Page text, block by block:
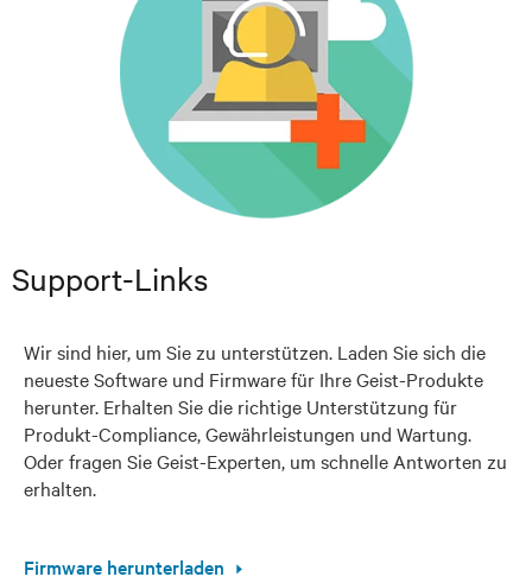
Support-Links
Wir sind hier, um Sie zu unterstützen. Laden Sie sich die
neueste Software und Firmware für Ihre Geist-Produkte
herunter. Erhalten Sie die richtige Unterstützung für
Produkt-Compliance, Gewährleistungen und Wartung.
Oder fragen Sie Geist-Experten, um schnelle Antworten zu
erhalten.
Firmware herunterladen